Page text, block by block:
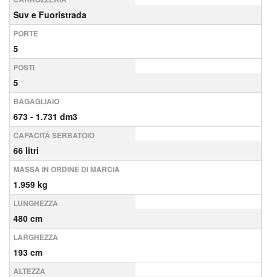
Suv e Fuoristrada
PORTE
5
POSTI
5
BAGAGLIAIO
673 - 1.731 dm3
CAPACITÀ SERBATOIO
66 litri
MASSA IN ORDINE DI MARCIA
1.959 kg
LUNGHEZZA
480 cm
LARGHEZZA
193 cm
ALTEZZA